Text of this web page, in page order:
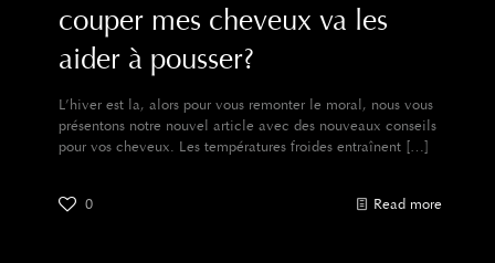
couper mes cheveux va les
aider à pousser?
L’hiver est la, alors pour vous remonter le moral, nous vous
présentons notre nouvel article avec des nouveaux conseils
pour vos cheveux. Les températures froides entraînent […]
0 Read more